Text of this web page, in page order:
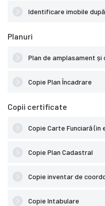
Identificare imobile
Planuri
Plan de amplasament și
Copie Plan Încadrare
Copii certificate
Copie Carte Funciară (in
Copie Plan Cadastral
Copie inventar de
Copie Intabulare